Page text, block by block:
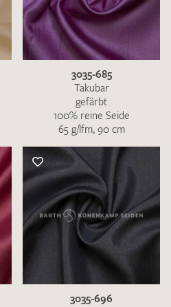
3035-685
Takubar
gefärbt
100% reine Seide
65 g/lfm, 90 cm
3035-696